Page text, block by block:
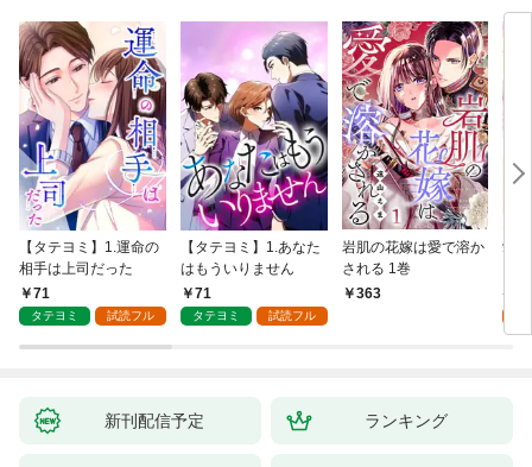
【タテヨミ】1.運命の
相手は上司だった
71
タテヨミ 試読フル
【タテヨミ】1.あなた
はもういりません
71
タテヨミ 試読フル
岩肌の花嫁は愛で溶か
される 1巻
363
愛
新刊配信予定 ランキング